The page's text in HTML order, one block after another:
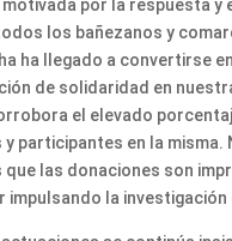
por la respuesta y
los bañezanos y
ha llegado a convertirse
de solidaridad en
el elevado
participantes en la misma.
que las donaciones son
impulsando la